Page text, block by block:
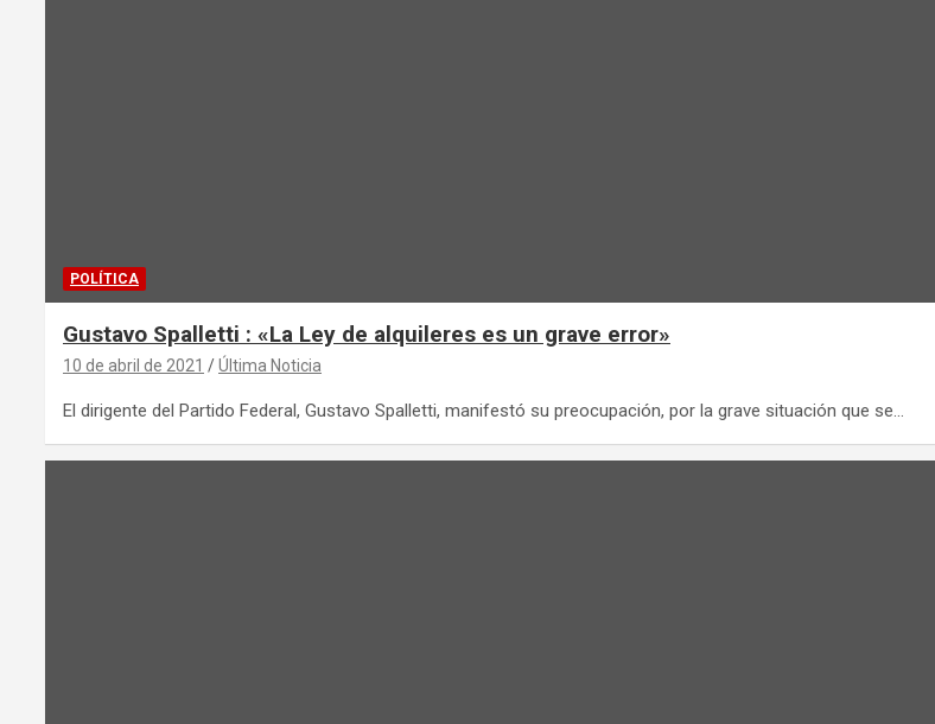
POLÍTICA
Gustavo Spalletti : «La Ley de alquileres es un grave error»
10 de abril de 2021 Última Noticia
El dirigente del Partido Federal, Gustavo Spalletti, manifestó su preocupación, por la grave situación que se…